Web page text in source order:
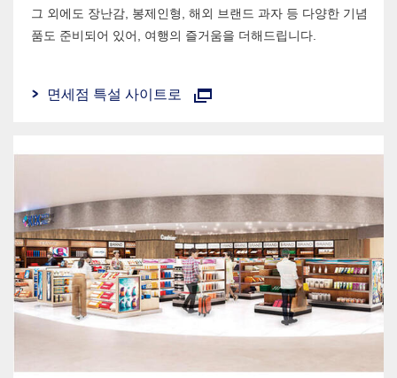
그 외에도 장난감, 봉제인형, 해외 브랜드 과자 등 다양한 기념
품도 준비되어 있어, 여행의 즐거움을 더해드립니다.
면세점 특설 사이트로